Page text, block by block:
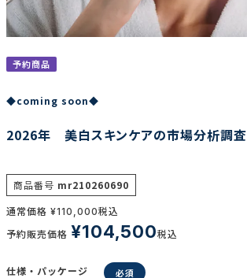
調査の種類で選ぶ
予約商品
◆coming soon◆
2026年 美白スキンケアの市場分析調査
商品番号 mr210260690
通常価格 ¥110,000税込
予約販売価格 ¥104,500税込
仕様・パッケージ